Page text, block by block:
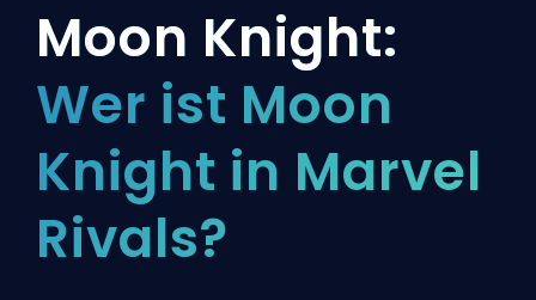
Moon Knight:
Wer ist Moon
Knight in Marvel
Rivals?